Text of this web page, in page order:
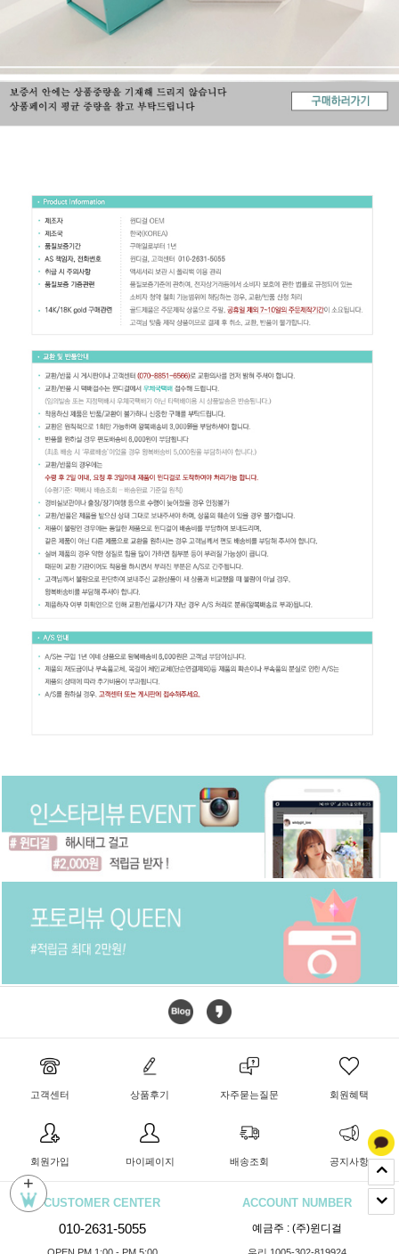
+
고객센터 상품후기 자주묻는질문 회원혜택
회원가입 마이페이지 배송조회 공지사항
CUSTOMER CENTER
010-2631-5055
ACCOUNT NUMBER
예금주 : (주)윈디걸